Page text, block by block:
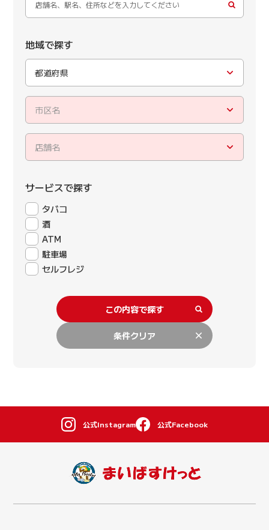
地域で探す
都道府県
市区名
店舗名
サービスで探す
タバコ
酒
ATM
駐車場
セルフレジ
この内容で探す
条件クリア
公式Instagram 公式Facebook